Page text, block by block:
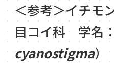
＜参考＞イチモ
目コイ科 学名：
cyanostigma）